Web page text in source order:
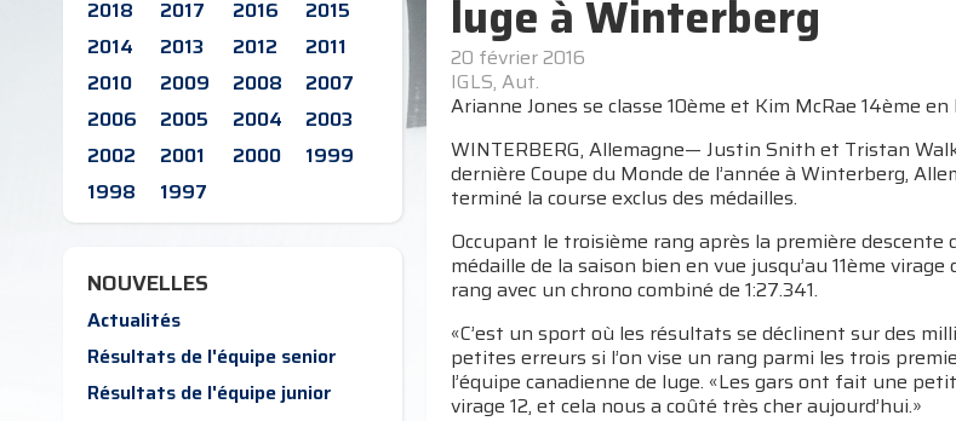
2018
2017 2016
2015
2014
2013 2012
2011
2010
2009 2008
2007
2006
2005 2004
2003
2002
2001 2000
1999
1998
1997
NOUVELLES
Actualités
Résultats de l'équipe senior
Résultats de l'équipe junior
luge à Winterberg
20 février 2016
IGLS, Aut.
Arianne Jones se classe 10ème et Kim McRae 14ème
WINTERBERG, Allemagne— Justin Snith et Tristan
dernière Coupe du Monde de l’année à Winterberg,
terminé la course exclus des médailles.
Occupant le troisième rang après la première
médaille de la saison bien en vue jusqu’au 11ème
rang avec un chrono combiné de 1:27.341.
«C’est un sport où les résultats se déclinent sur des
petites erreurs si l’on vise un rang parmi les trois
l’équipe canadienne de luge. «Les gars ont fait une
virage 12, et cela nous a coûté très cher aujourd’hui.»